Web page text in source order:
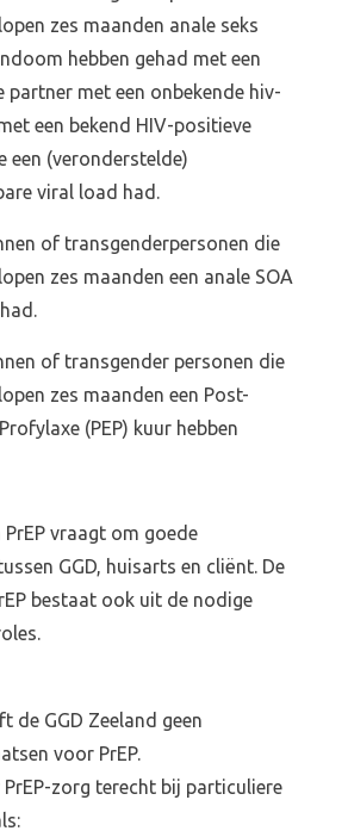
zes maanden anale seks
hebben gehad met een
partner met een onbekende hiv-
een bekend HIV-positieve
een (veronderstelde)
viral load had.
of transgenderpersonen die
zes maanden een anale SOA
of transgender personen die
zes maanden een Post-
(PEP) kuur hebben
PrEP vraagt om goede
GGD, huisarts en cliënt. De
bestaat ook uit de nodige
de GGD Zeeland geen
voor PrEP.
zorg terecht bij particuliere